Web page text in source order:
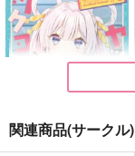
関連商品(サークル)